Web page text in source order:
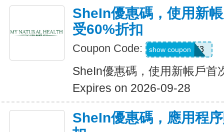
SheIn優惠碼，使用新
受60%折扣
Coupon Code: 66WK443
show coupon
SheIn優惠碼，使用新帳戶首
Expires on 2026-09-28
SheIn優惠碼，應用程